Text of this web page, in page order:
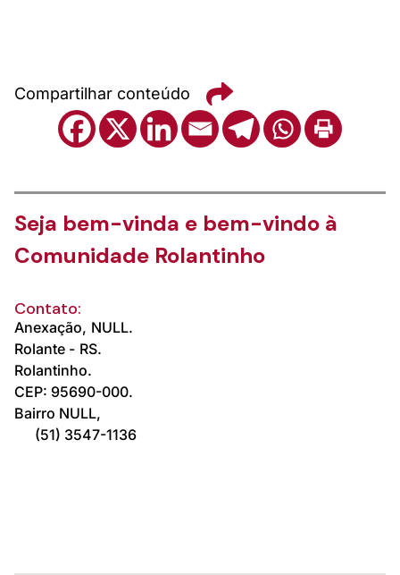
Compartilhar conteúdo
Seja bem-vinda e bem-vindo à
Comunidade Rolantinho
Contato:
Anexação, NULL.
Rolante - RS.
Rolantinho.
CEP: 95690-000.
Bairro NULL,
(51) 3547-1136